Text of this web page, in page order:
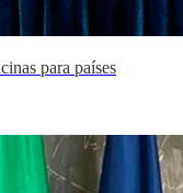
para países